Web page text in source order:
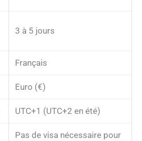
3 à 5 jours
Français
Euro (€)
UTC+1 (UTC+2 en été)
Pas de visa nécessaire pour